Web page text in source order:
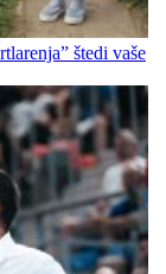
štedi vaše